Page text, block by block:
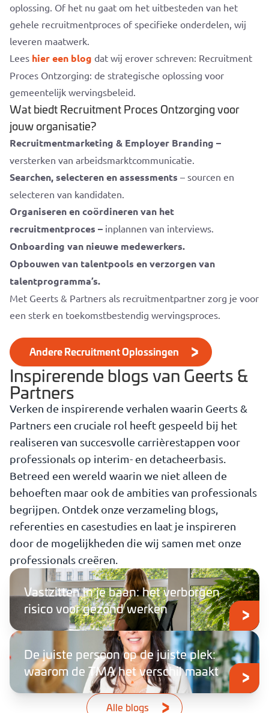
oplossing. Of het nu gaat om het uitbesteden van het
gehele recruitmentproces of specifieke onderdelen, wij
leveren maatwerk.
Lees hier een blog dat wij erover schreven: Recruitment
Proces Ontzorging: de strategische oplossing voor
gemeentelijk wervingsbeleid.
Wat biedt Recruitment Proces Ontzorging voor
jouw organisatie?
Recruitmentmarketing & Employer Branding –
versterken van arbeidsmarktcommunicatie.
Searchen, selecteren en assessments – sourcen en
selecteren van kandidaten.
Organiseren en coördineren van het
recruitmentproces – inplannen van interviews.
Onboarding van nieuwe medewerkers.
Opbouwen van talentpools en verzorgen van
talentprogramma’s.
Met Geerts & Partners als recruitmentpartner zorg je voor
een sterk en toekomstbestendig wervingsproces.
Andere Recruitment Oplossingen
Inspirerende blogs van Geerts &
Partners
Verken de inspirerende verhalen waarin Geerts &
Partners een cruciale rol heeft gespeeld bij het
realiseren van succesvolle carrièrestappen voor
professionals op interim- en detacheerbasis.
Betreed een wereld waarin we niet alleen de
behoeften maar ook de ambities van professionals
begrijpen. Ontdek onze verzameling blogs,
referenties en casestudies en laat je inspireren
door de mogelijkheden die wij samen met onze
professionals creëren.
Vastzitten in je baan: het verborgen
risico voor gezond werken
De juiste persoon op de juiste plek:
waarom de TMA het verschil maakt
Alle blogs